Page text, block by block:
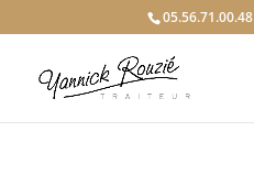
05.56.71.00.48